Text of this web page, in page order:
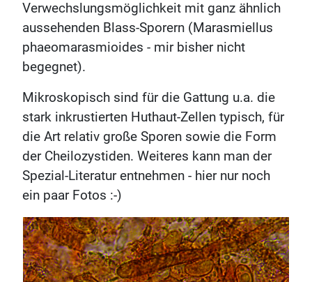
Verwechslungsmöglichkeit mit ganz ähnlich
aussehenden Blass-Sporern (Marasmiellus
phaeomarasmioides - mir bisher nicht
begegnet).
Mikroskopisch sind für die Gattung u.a. die
stark inkrustierten Huthaut-Zellen typisch, für
die Art relativ große Sporen sowie die Form
der Cheilozystiden. Weiteres kann man der
Spezial-Literatur entnehmen - hier nur noch
ein paar Fotos :-)